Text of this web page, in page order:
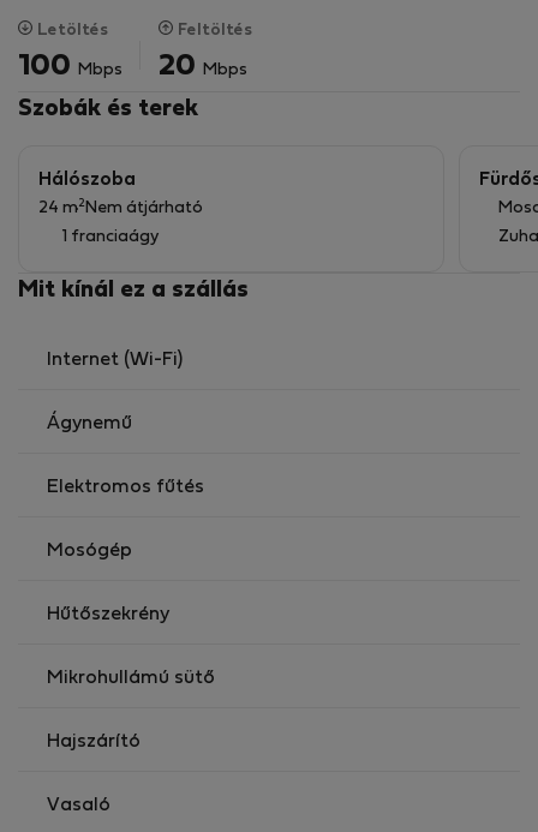
A környék biztonságos hely, ahol nagyon alacsony a
bűnözési ráta. A környéken számos bár, kávézó,
Letöltés
100 Mbps
Feltöltés
20 Mbps
Szobák és terek
Hálószoba
24 m2 Nem átjárható
1 franciaágy
Mit kínál ez a szállás
Internet (Wi-Fi)
Ágynemű
Elektromos fűtés
Mosógép
Hűtőszekrény
Mikrohullámú sütő
Hajszárító
Vasaló